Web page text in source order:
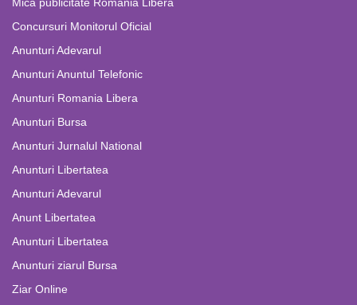
Concursuri Monitorul Oficial
Anunturi Adevarul
Anunturi Anuntul Telefonic
Anunturi Romania Libera
Anunturi Bursa
Anunturi Jurnalul National
Anunturi Libertatea
Anunturi Adevarul
Anunt Libertatea
Anunturi Libertatea
Anunturi ziarul Bursa
Ziar Online